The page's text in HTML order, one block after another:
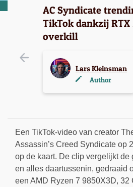
AC Syndicate
TikTok dankzij RTX
overkill
Lars Kleinsman
Author
Een TikTok-video van creator
Assassin’s Creed Syndicate op
op de kaart. De clip vergelijkt de
en alles daartussenin, gedraaid
een AMD Ryzen 7 9850X3D, 32